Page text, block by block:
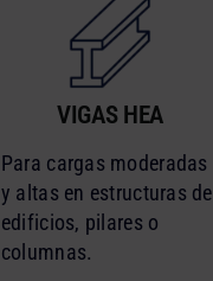
VIGAS HEA
Para cargas moderadas
y altas en estructuras de
edificios, pilares o
columnas.